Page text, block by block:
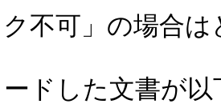
不可」の場合
ドした文書が